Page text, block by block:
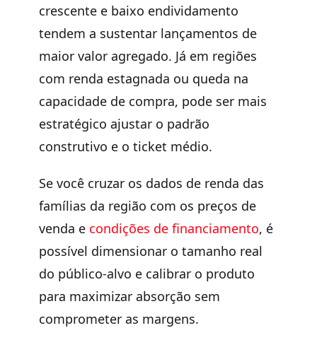
crescente e baixo endividamento
tendem a sustentar lançamentos de
maior valor agregado. Já em regiões
com renda estagnada ou queda na
capacidade de compra, pode ser mais
estratégico ajustar o padrão
construtivo e o ticket médio.
Se você cruzar os dados de renda das
famílias da região com os preços de
venda e condições de financiamento, é
possível dimensionar o tamanho real
do público-alvo e calibrar o produto
para maximizar absorção sem
comprometer as margens.